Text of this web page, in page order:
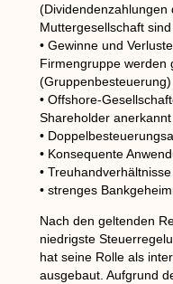
(Dividendenzahlungen
Muttergesellschaft
• Gewinne und
Firmengruppe werden
(Gruppenbesteuerung)
• Offshore-
Shareholder anerkannt
•
• Konsequente
•
• strenges
Nach den geltenden
niedrigste
hat seine Rolle als
ausgebaut. Aufgrund